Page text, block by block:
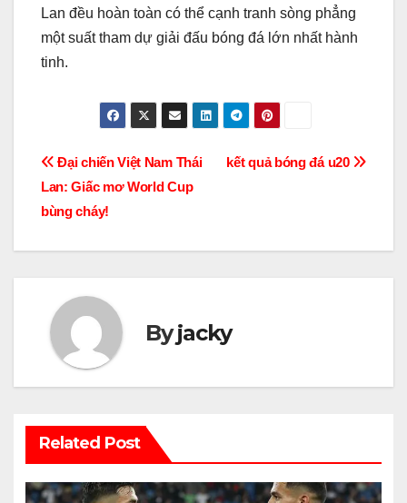
Lan đều hoàn toàn có thể cạnh tranh sòng phẳng
một suất tham dự giải đấu bóng đá lớn nhất hành
tinh.
Điều
hướng
bài
kết quả bóng đá u20
Đại chiến Việt Nam Thái
Lan: Giấc mơ World Cup
bùng cháy!
Byjacky
Related Post